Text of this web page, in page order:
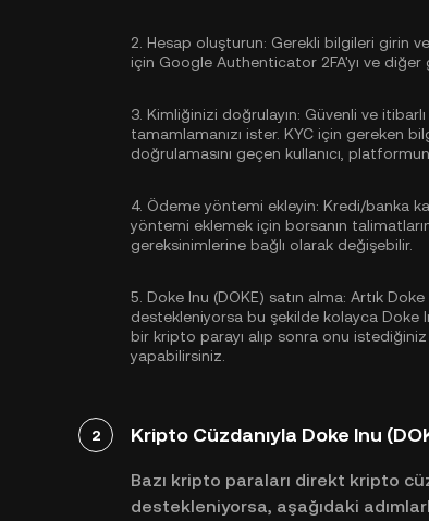
2. Hesap oluşturun: Gerekli bilgileri girin
için Google Authenticator 2FA'yı ve diğer
3. Kimliğinizi doğrulayın: Güvenli ve
tamamlamanızı ister. KYC için gereken
doğrulamasını geçen kullanıcı,
4. Ödeme yöntemi ekleyin: Kredi/banka
yöntemi eklemek için borsanın
gereksinimlerine bağlı olarak değişebilir.
5. Doke Inu (DOKE) satın alma: Artık Doke
destekleniyorsa bu şekilde kolayca Doke
bir kripto parayı alıp sonra onu
yapabilirsiniz.
2 Kripto Cüzdanıyla Doke Inu
Bazı kripto paraları direkt kripto
destekleniyorsa, aşağıdaki